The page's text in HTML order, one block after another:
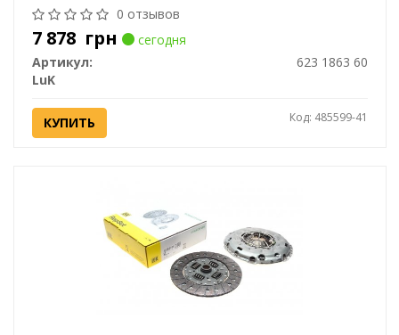
0 отзывов
7 878 грн
сегодня
Артикул:
623 1863 60
LuK
КУПИТЬ Код: 485599-41